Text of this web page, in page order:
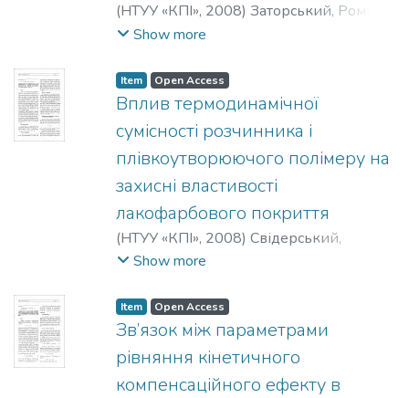
(НТУУ «КПІ», 2008) Заторський, Роман
Андрійович;
Show more
Item Open Access
Вплив термодинамічної
сумісності розчинника і
плівкоутворюючого полімеру на
захисні властивості
лакофарбового покриття
(НТУУ «КПІ», 2008) Свідерський,
Валентин Анатолійович
Show more
Item Open Access
Зв’язок між параметрами
рівняння кінетичного
компенсаційного ефекту в